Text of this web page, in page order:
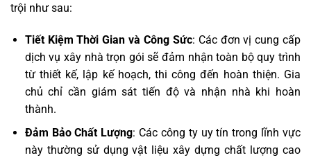
trội như sau:
Tiết Kiệm Thời Gian và Công Sức: Các đơn vị cung cấp
dịch vụ xây nhà trọn gói sẽ đảm nhận toàn bộ quy trình
từ thiết kế, lập kế hoạch, thi công đến hoàn thiện. Gia
chủ chỉ cần giám sát tiến độ và nhận nhà khi hoàn
thành.
Đảm Bảo Chất Lượng: Các công ty uy tín trong lĩnh vực
này thường sử dụng vật liệu xây dựng chất lượng cao